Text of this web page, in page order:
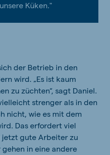
Küken."
der Betrieb in den
wird. „Es ist kaum
zu züchten“, sagt Daniel.
strenger als in den
nicht, wie es mit dem
Das erfordert viel
gute Arbeiter zu
in eine andere